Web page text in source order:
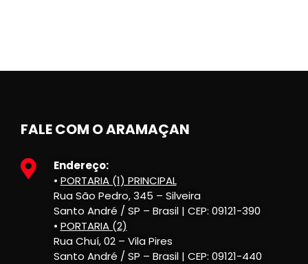
FALE COM O ARAMAÇAN
Endereço:
• PORTARIA (1) PRINCIPAL
Rua São Pedro, 345 – Silveira
Santo André / SP – Brasil | CEP: 09121-390
• PORTARIA (2)
Rua Chuí, 02 – Vila Pires
Santo André / SP – Brasil | CEP: 09121-440